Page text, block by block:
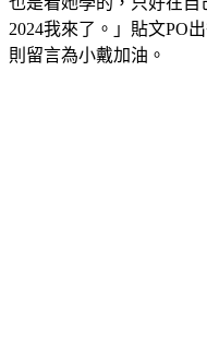
則留言為小戴加油。